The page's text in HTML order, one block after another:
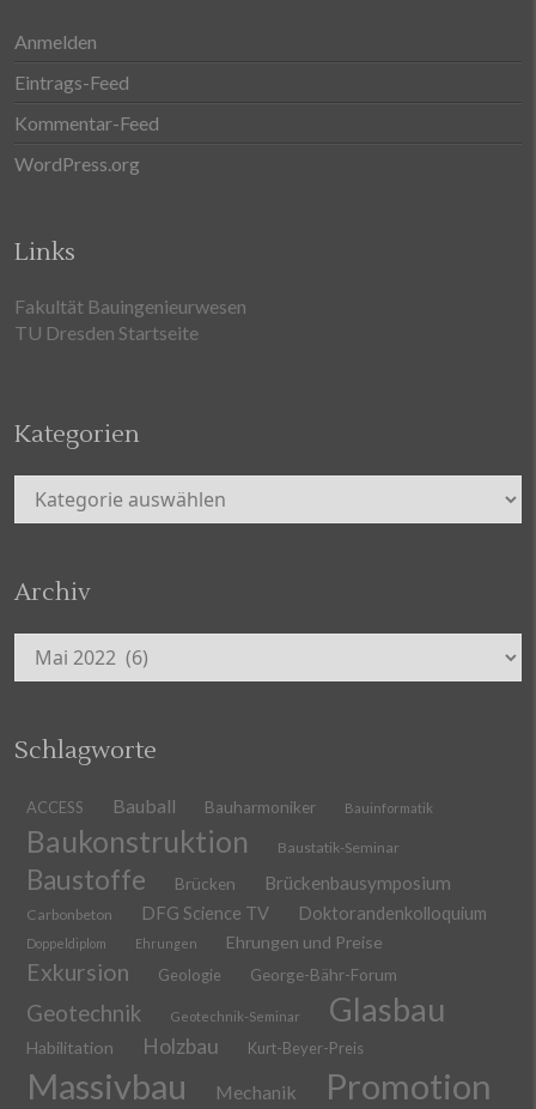
Anmelden
Eintrags-Feed
Kommentar-Feed
WordPress.org
Links
Fakultät Bauingenieurwesen
TU Dresden Startseite
Kategorien
Kategorien
Archiv
Archiv
Schlagworte
ACCESS Bauball Bauharmoniker Bauinformatik
Baukonstruktion Baustatik-Seminar
Baustoffe Brücken Brückenbausymposium
Carbonbeton DFG Science TV Doktorandenkolloquium
Doppeldiplom Ehrungen Ehrungen und Preise
Exkursion Geologie George-Bähr-Forum
Geotechnik Geotechnik-Seminar Glasbau
Habilitation Holzbau Kurt-Beyer-Preis
Massivbau Mechanik Promotion